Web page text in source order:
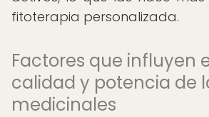
fitoterapia personalizada.
Factores que influyen
calidad y potencia de
medicinales